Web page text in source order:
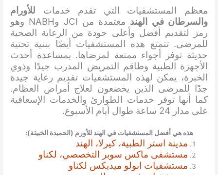
معظم المستشفيات التي تقدم خدمات للأورام
والسرطانفي الهند
معتمدة من JCI وNABH وهو
رمز لتقديم أفضل وأعلى جودة من الرعاية الصحية
للمرضى. تتمتع هذه المستشفيات أيضًا ببنية تحتية
حديثة توفر أجواء ممتعة لمرضاها. بمساعدة أحدث
الأجهزة الطبية وطاقم التمريض المدرب جيدًا وذوي
الخبرة، يمكن لهذه المستشفيات تقديم رعاية جيدة
جدًا للمرضى الذين يخضعون لعلاج أمراض العظام.
كما أنها توفر خدمات الطوارئ والخدمات الإسعافية
على مدار 24 ساعة طوال أيام الأسبوع.
هذه هي أفضل المستشفيات في الهند للأورم (الحميدة الخبيثة):
مدينة استر الطبية، كيرلا، الهند
مستشفى ماكس سوبر التخصصي، لكناو
مستشفيات ابولو ميديكس لكناو